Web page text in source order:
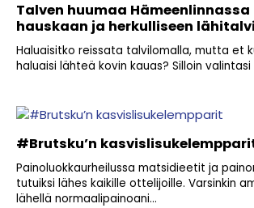
Talven huumaa
hauskaan ja herkulliseen
Haluaisitko reissata talvilomalla, mutta et
haluaisi lähteä kovin kauas? Silloin valintasi
#Brutsku’n
Painoluokkaurheilussa matsidieetit ja
tutuiksi lähes kaikille ottelijoille. Varsinkin
lähellä normaalipainoani...